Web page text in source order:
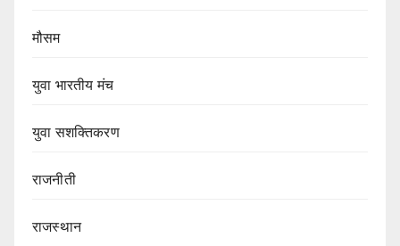
मौसम
युवा भारतीय मंच
युवा सशक्तिकरण
राजनीती
राजस्थान